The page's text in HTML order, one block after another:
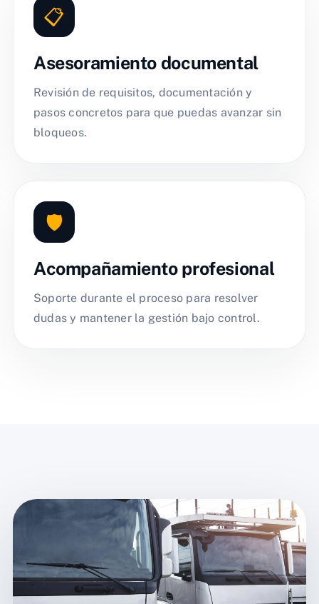
📋
Asesoramiento documental
Revisión de requisitos, documentación y
pasos concretos para que puedas avanzar sin
bloqueos.
🛡️
Acompañamiento profesional
Soporte durante el proceso para resolver
dudas y mantener la gestión bajo control.